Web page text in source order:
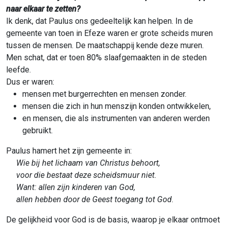
naar elkaar te zetten?
Ik denk, dat Paulus ons gedeeltelijk kan helpen. In de
gemeente van toen in Efeze waren er grote scheids muren
tussen de mensen. De maatschappij kende deze muren.
Men schat, dat er toen 80% slaafgemaakten in de steden
leefde.
Dus er waren:
mensen met burgerrechten en mensen zonder.
mensen die zich in hun menszijn konden ontwikkelen,
en mensen, die als instrumenten van anderen werden
gebruikt.
Paulus hamert het zijn gemeente in:
Wie bij het lichaam van Christus behoort,
voor die bestaat deze scheidsmuur niet.
Want: allen zijn kinderen van God,
allen hebben door de Geest toegang tot God.
De gelijkheid voor God is de basis, waarop je elkaar ontmoet